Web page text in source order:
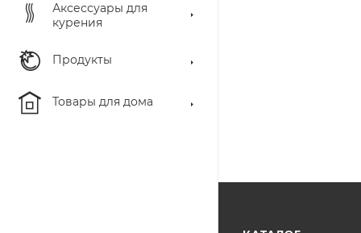
Аксессуары для
курения
Продукты
Товары для дома